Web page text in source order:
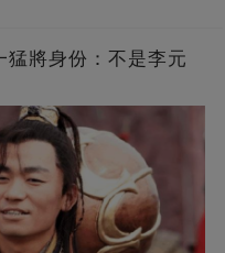
猛將身份：不是李元